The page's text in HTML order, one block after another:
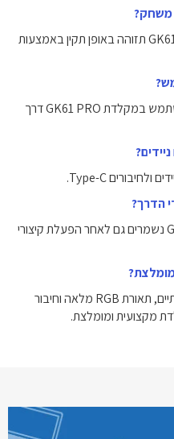
משחק?
כן, בחלק מהקונסולות המקלדת GK61 PRO תזוהה באופן תקין באמצעות
כן, ניתן ליצור ולשמור מספר פרופילי משתמש במקלדת GK61 PRO דרך
לא, שינויי התאורה במקלדת GK61 PRO נשמרים גם לאחר הפעלת קיצורי
השילוב של גודל קומפקטי, מתגים איכותיים, תאורת RGB מלאה וחיבור